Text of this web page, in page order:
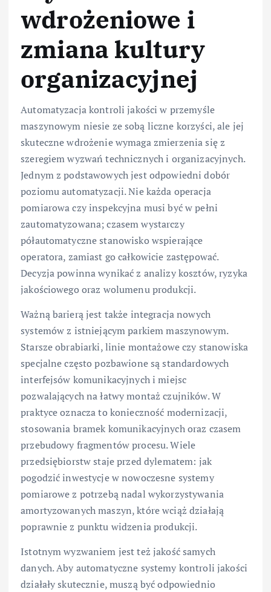
wdrożeniowe i
zmiana kultury
organizacyjnej
Automatyzacja kontroli jakości w przemyśle
maszynowym niesie ze sobą liczne korzyści, ale jej
skuteczne wdrożenie wymaga zmierzenia się z
szeregiem wyzwań technicznych i organizacyjnych.
Jednym z podstawowych jest odpowiedni dobór
poziomu automatyzacji. Nie każda operacja
pomiarowa czy inspekcyjna musi być w pełni
zautomatyzowana; czasem wystarczy
półautomatyczne stanowisko wspierające
operatora, zamiast go całkowicie zastępować.
Decyzja powinna wynikać z analizy kosztów, ryzyka
jakościowego oraz wolumenu produkcji.
Ważną barierą jest także integracja nowych
systemów z istniejącym parkiem maszynowym.
Starsze obrabiarki, linie montażowe czy stanowiska
specjalne często pozbawione są standardowych
interfejsów komunikacyjnych i miejsc
pozwalających na łatwy montaż czujników. W
praktyce oznacza to konieczność modernizacji,
stosowania bramek komunikacyjnych oraz czasem
przebudowy fragmentów procesu. Wiele
przedsiębiorstw staje przed dylematem: jak
pogodzić inwestycje w nowoczesne systemy
pomiarowe z potrzebą nadal wykorzystywania
amortyzowanych maszyn, które wciąż działają
poprawnie z punktu widzenia produkcji.
Istotnym wyzwaniem jest też jakość samych
danych. Aby automatyczne systemy kontroli jakości
działały skutecznie, muszą być odpowiednio